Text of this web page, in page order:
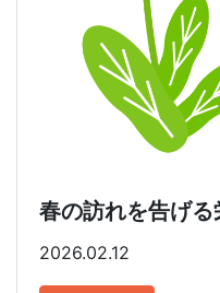
春の訪れを告げ
2026.02.12